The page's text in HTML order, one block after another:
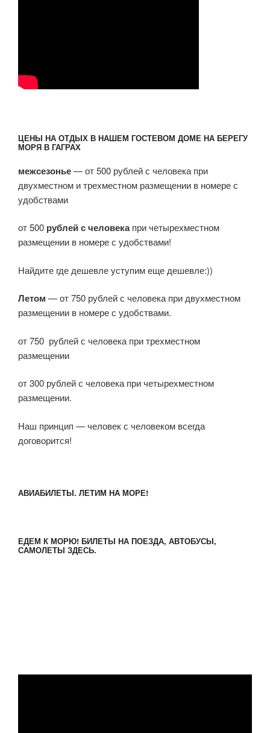
ЦЕНЫ НА ОТДЫХ В НАШЕМ ГОСТЕВОМ ДОМЕ НА БЕРЕГУ
МОРЯ В ГАГРАХ
межсезонье— от 500 рублей с человека при
двухместном и трехместном размещении в номере с
удобствами
от 500 рублей с человекапри четырехместном
размещении в номере с удобствами!
Найдите где дешевле уступим еще дешевле:))
Летом — от 750 рублей с человека при двухместном
размещении в номере с удобствами.
от 750 рублей с человека при трехместном
размещении
от 300 рублей с человека при четырехместном
размещении.
Наш принцип — человек с человеком всегда
договорится!
АВИАБИЛЕТЫ. ЛЕТИМ НА МОРЕ!
ЕДЕМ К МОРЮ! БИЛЕТЫ НА ПОЕЗДА, АВТОБУСЫ,
САМОЛЕТЫ ЗДЕСЬ.